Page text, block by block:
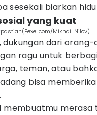
sesekali biarkan
yang kuat
Mikhail Nilov)
dukungan dari
ragu untuk
teman, atau
bisa
membuatmu merasa